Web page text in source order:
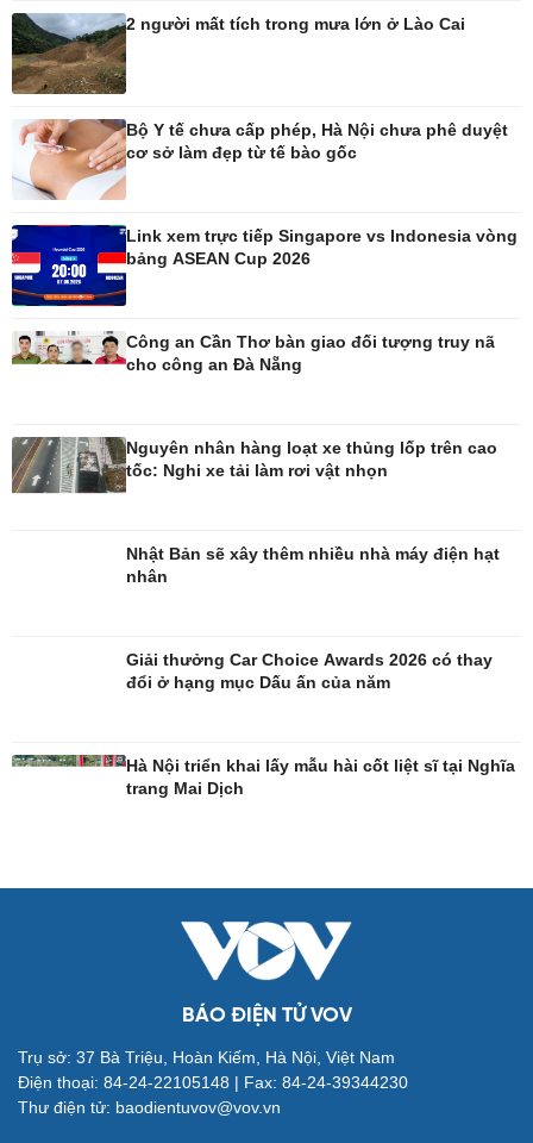
Công nghệ
Sành điệu
Tin Công nghệ
Trải nghiệm
Chuyển đổi số
Sức khỏe
Dinh dưỡng - món ngon
Nhi khoa
Nam khoa
Ăn sạch sống khỏe
Blog
Văn hóa
Âm nhạc
Giải trí
Nghệ sĩ
Thời trang
Du lịch
Tư vấn
2 người mất tích trong mưa lớn ở Lào Cai
Bộ Y tế chưa cấp phép, Hà Nội chưa phê duyệt
cơ sở làm đẹp từ tế bào gốc
Link xem trực tiếp Singapore vs Indonesia vòng
bảng ASEAN Cup 2026
Công an Cần Thơ bàn giao đối tượng truy nã
cho công an Đà Nẵng
Nguyên nhân hàng loạt xe thủng lốp trên cao
tốc: Nghi xe tải làm rơi vật nhọn
Nhật Bản sẽ xây thêm nhiều nhà máy điện hạt
nhân
Giải thưởng Car Choice Awards 2026 có thay
đổi ở hạng mục Dấu ấn của năm
Hà Nội triển khai lấy mẫu hài cốt liệt sĩ tại Nghĩa
trang Mai Dịch
BÁO ĐIỆN TỬ VOV
Trụ sở: 37 Bà Triệu, Hoàn Kiếm, Hà Nội, Việt Nam
Điện thoại: 84-24-22105148 | Fax: 84-24-39344230
Thư điện tử: baodientuvov@vov.vn